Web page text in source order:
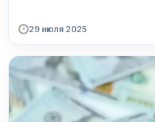
29 июля 2025